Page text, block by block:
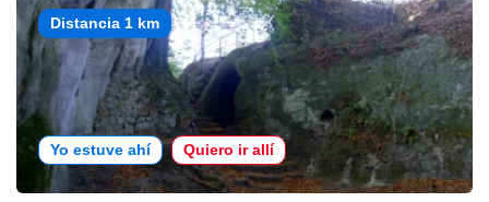
Distancia 1 km
Yo estuve ahí Quiero ir allí